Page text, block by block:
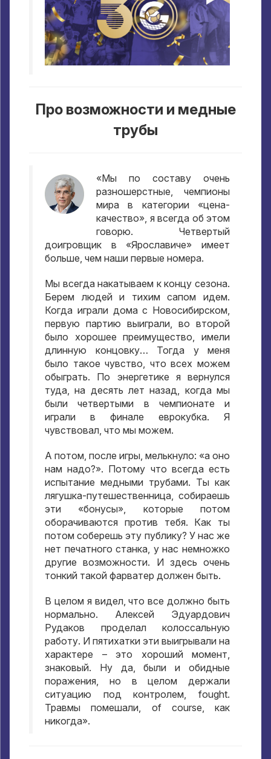
Про возможности и медные
трубы
«Мы по составу очень
разношерстные, чемпионы
мира в категории «цена-
качество», я всегда об этом
говорю. Четвертый
доигровщик в «Ярославиче» имеет
больше, чем наши первые номера.
Мы всегда накатываем к концу сезона.
Берем людей и тихим сапом идем.
Когда играли дома с Новосибирском,
первую партию выиграли, во второй
было хорошее преимущество,имели
длинную концовку… Тогда у меня
было такое чувство, что всех можем
обыграть. По энергетике я вернулся
туда,на десять лет назад, когда мы
были четвертыми в чемпионате и
играли в финале еврокубка. Я
чувствовал, что мы можем.
А потом, после игры, мелькнуло: «а оно
нам надо?». Потому что всегда есть
испытание медными трубами. Ты как
лягушка-путешественница, собираешь
эти «бонусы», которые потом
оборачиваются против тебя. Как ты
потом соберешь эту публику? У нас же
нет печатного станка, у нас немножко
другие возможности. И здесь очень
тонкий такой фарватер должен быть.
В целом я видел,что все должно быть
нормально. Алексей Эдуардович
Рудаков проделал колоссальную
работу. И пятихатки эти выигрывали на
характере – это хороший момент,
знаковый. Ну да,были и обидные
поражения, но в целом держали
ситуацию под контролем, fought.
Травмы помешали, of course, как
никогда».